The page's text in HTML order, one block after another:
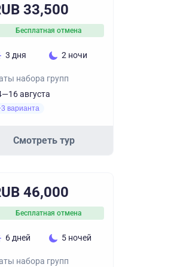
33,500
Бесплатная отмена
3 дня 2 ночи
набора групп
августа
варианта
Смотреть тур
46,000
Бесплатная отмена
6 дней 5 ночей
набора групп